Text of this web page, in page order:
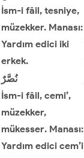
İsm-i fâil, tesniye,
müzekker. Manası:
Yardım edici iki
erkek.
نُصَّرٌ
İsm-i fâil, cemi’,
müzekker,
mükesser. Manası:
Yardım edici cem’i